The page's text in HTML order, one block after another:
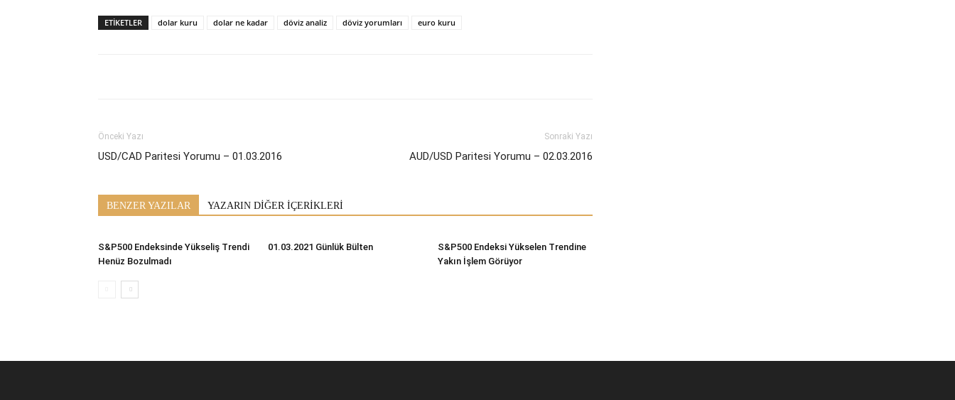
ETİKETLER dolar kuru dolar ne kadar döviz analiz döviz yorumları euro kuru
Önceki Yazı
USD/CAD Paritesi Yorumu – 01.03.2016
Sonraki Yazı
AUD/USD Paritesi Yorumu – 02.03.2016
BENZER YAZILAR YAZARIN DİĞER İÇERİKLERİ
S&P500 Endeksinde Yükseliş Trendi
Henüz Bozulmadı
01.03.2021 Günlük Bülten
S&P500 Endeksi Yükselen Trendine
Yakın İşlem Görüyor